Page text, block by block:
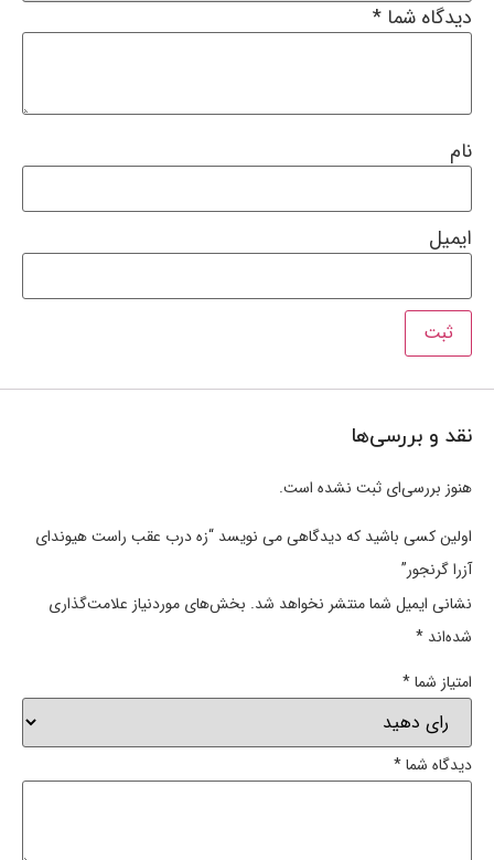
دیدگاه شما *
نام
ایمیل
نقد و بررسی‌ها
هنوز بررسی‌ای ثبت نشده است.
اولین کسی باشید که دیدگاهی می نویسد “زه درب عقب راست هیوندای
آزرا گرنجور”
نشانی ایمیل شما منتشر نخواهد شد. بخش‌های موردنیاز علامت‌گذاری
شده‌اند *
امتیاز شما*
دیدگاه شما*